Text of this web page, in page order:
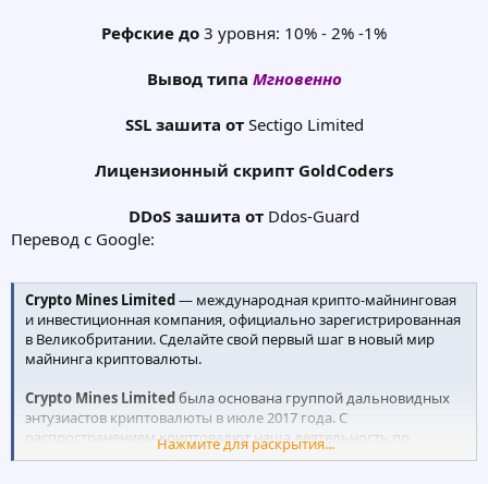
Рефские до 3 уровня: 10% - 2% -1%
Вывод типа Мгновенно
SSL зашита от Sectigo Limited
Лицензионный скрипт GoldCoders
DDoS зашита от Ddos-Guard​
Перевод с Google:
Crypto Mines Limited— международная крипто-майнинговая
и инвестиционная компания, официально зарегистрированная
в Великобритании. Сделайте свой первый шаг в новый мир
майнинга криптовалюты.
Crypto Mines Limitedбыла основана группой дальновидных
энтузиастов криптовалюты в июле 2017 года. С
распространением криптовалют наша деятельность по
майнингу также расширилась. Прибыль также начала расти.
Нажмите для раскрытия...